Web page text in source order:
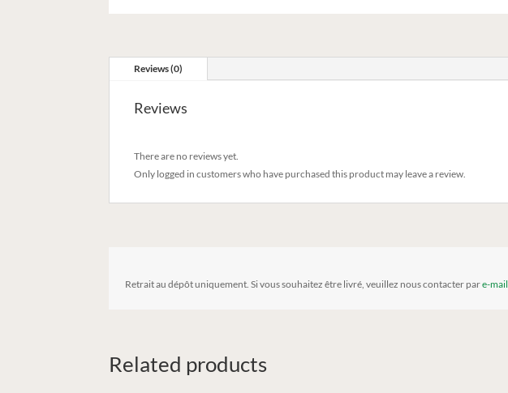
Reviews (0)
Reviews
There are no reviews yet.
Only logged in customers who have purchased this product may leave a review.
Retrait au dépôt uniquement. Si vous souhaitez être livré, veuillez nous contacter pare-mail
Related products